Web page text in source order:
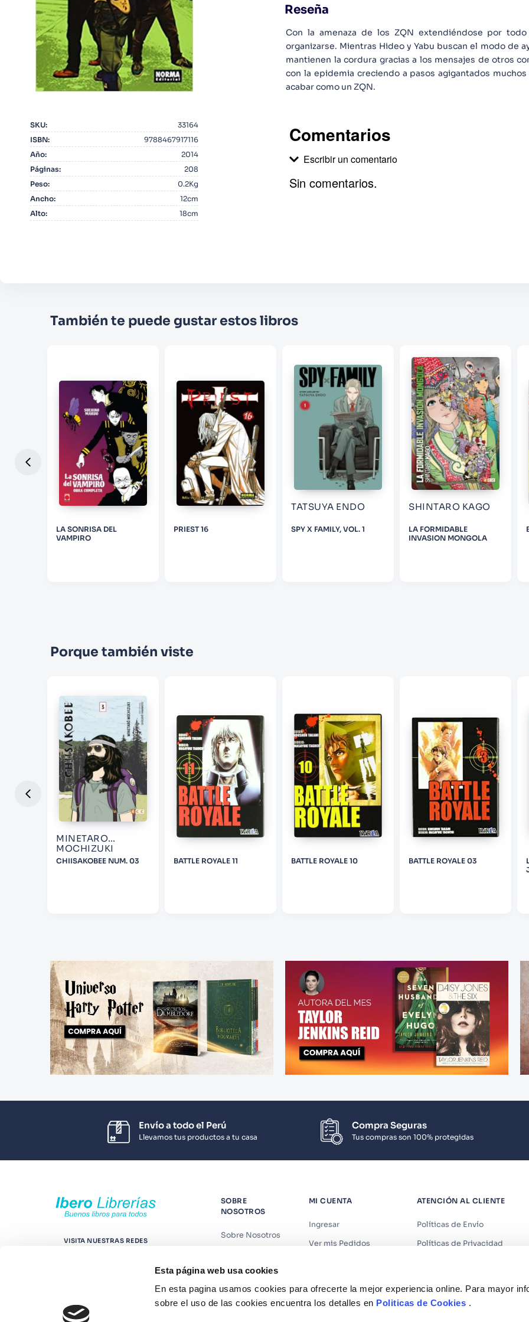
Esta página web usa cookies
En esta pagina usamos cookies para ofrecerte la mejor experiencia online. Para mayor
sobre el uso de las cookies encuentra los detalles en Politicas de Cookies .
SKU:
33164
ISBN:
9788467917116
Año:
2014
Páginas:
208
Peso:
0.2Kg
Ancho:
12cm
Alto: 18cm
Reseña
Con la amenaza de los ZQN extendiéndose por
organizarse. Mientras Hideo y Yabu buscan el modo de
mantienen la cordura gracias a los mensajes de otros
con la epidemia creciendo a pasos agigantados
acabar como un ZQN.
Comentarios
Escribir un comentario
Correo electrónico
Escribir comentario
Sin comentarios.
También te puede gustar estos libros
LA SONRISA DEL
VAMPIRO
PRIEST 16
TATSUYA ENDO
SPY X FAMILY, VOL. 1
SHINTARO KAGO
LA FORMIDABLE
INVASION MONGOLA
Porque también viste
MINETARO
MOCHIZUKI
CHIISAKOBEE NUM. 03 BATTLE ROYALE 11 BATTLE ROYALE 10 BATTLE ROYALE 03
Envío a todo el Perú
Llevamos tus productos a tu casa
Compra Seguras
Tus compras son 100% protegidas
VISITA NUESTRAS REDES
SOBRE
NOSOTROS
Sobre Nosotros
Contáctanos
Suscríbete
MI CUENTA
Ingresar
Ver mis Pedidos
Recuperar Contraseña
ATENCIÓN AL CLIENTE
Políticas de Envío
Políticas de Privacidad
Términos y Condiciones